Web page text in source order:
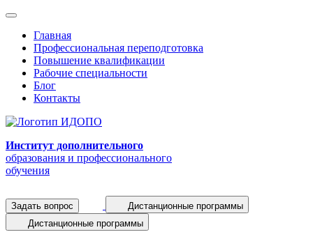
Главная
Профессиональная переподготовка
Повышение квалификации
Рабочие специальности
Блог
Контакты
Институт дополнительного
образования и профессионального
обучения
Задать вопрос
Дистанционные программы
Дистанционные программы